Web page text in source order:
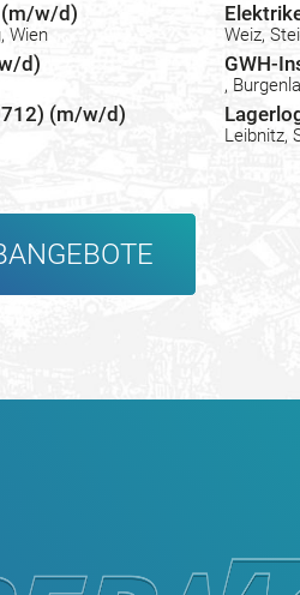
(m/w/d)
Wien
d)
(m/w/d)
Weiz,
GWH-
,
Leibnitz,